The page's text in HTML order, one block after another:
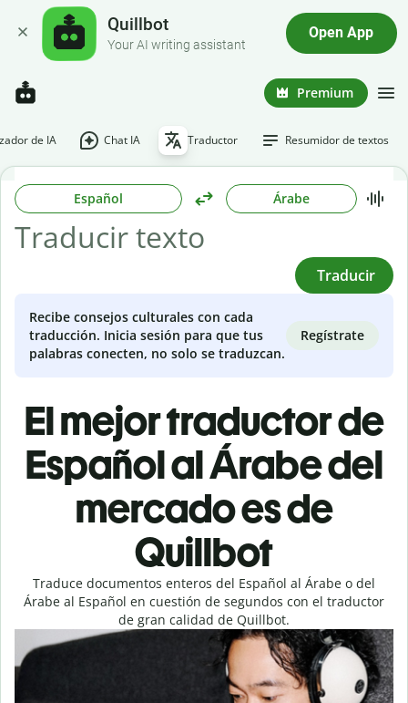
Quillbot
Your AI writing assistant
Open App
Premium
de IA Chat IA Traductor Resumidor de textos
Español Árabe
Traducir
Recibe consejos culturales con cada
traducción. Inicia sesión para que tus
palabras conecten, no solo se traduzcan.
Regístrate
El mejor traductor de
Español al Árabe del
mercado es de
Quillbot
Traduce documentos enteros del Español al Árabe o del
Árabe al Español en cuestión de segundos con el traductor
de gran calidad de Quillbot.